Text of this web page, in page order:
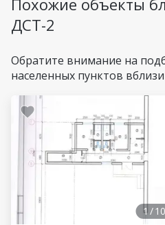
Похожие объекты
ДСТ-2
Обратите внимание на
населенных пунктов
1/10